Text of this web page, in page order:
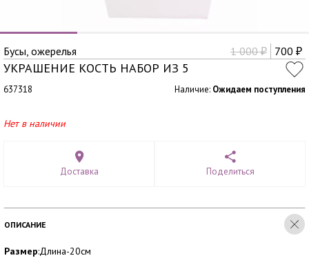
Бусы, ожерелья 1 000₽ 700 ₽
УКРАШЕНИЕ КОСТЬ НАБОР ИЗ 5
637318 Наличие: Ожидаем поступления
Нет в наличии
Доставка Поделиться
ОПИСАНИЕ
Размер:Длина-20см